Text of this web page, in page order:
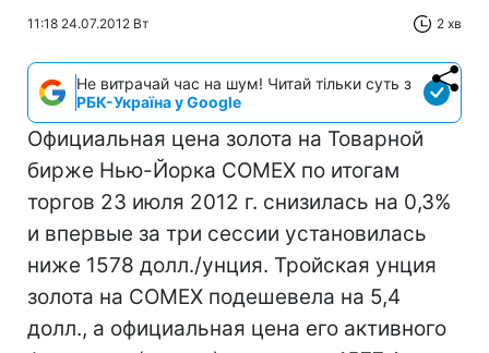
11:18 24.07.2012 Вт 2 хв
Не витрачай час на шум! Читай тільки суть з
РБК-Україна у Google
Официальная цена золота на Товарной
бирже Нью-Йорка COMEX по итогам
торгов 23 июля 2012 г. снизилась на 0,3%
и впервые за три сессии установилась
ниже 1578 долл./унция. Тройская унция
золота на COMEX подешевела на 5,4
долл., а официальная цена его активного